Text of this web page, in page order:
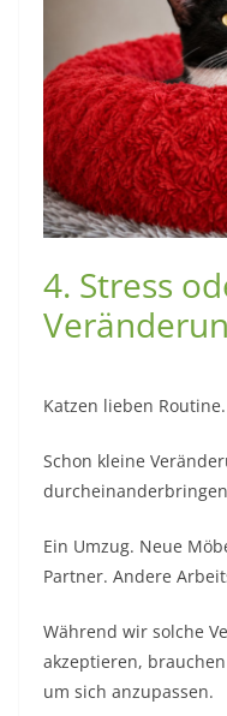
4. Stress
Katzen lieben Routine.
Schon kleine
Ein Umzug. Neue
Partner. Andere
Während wir solche
akzeptieren,
um sich anzupassen.